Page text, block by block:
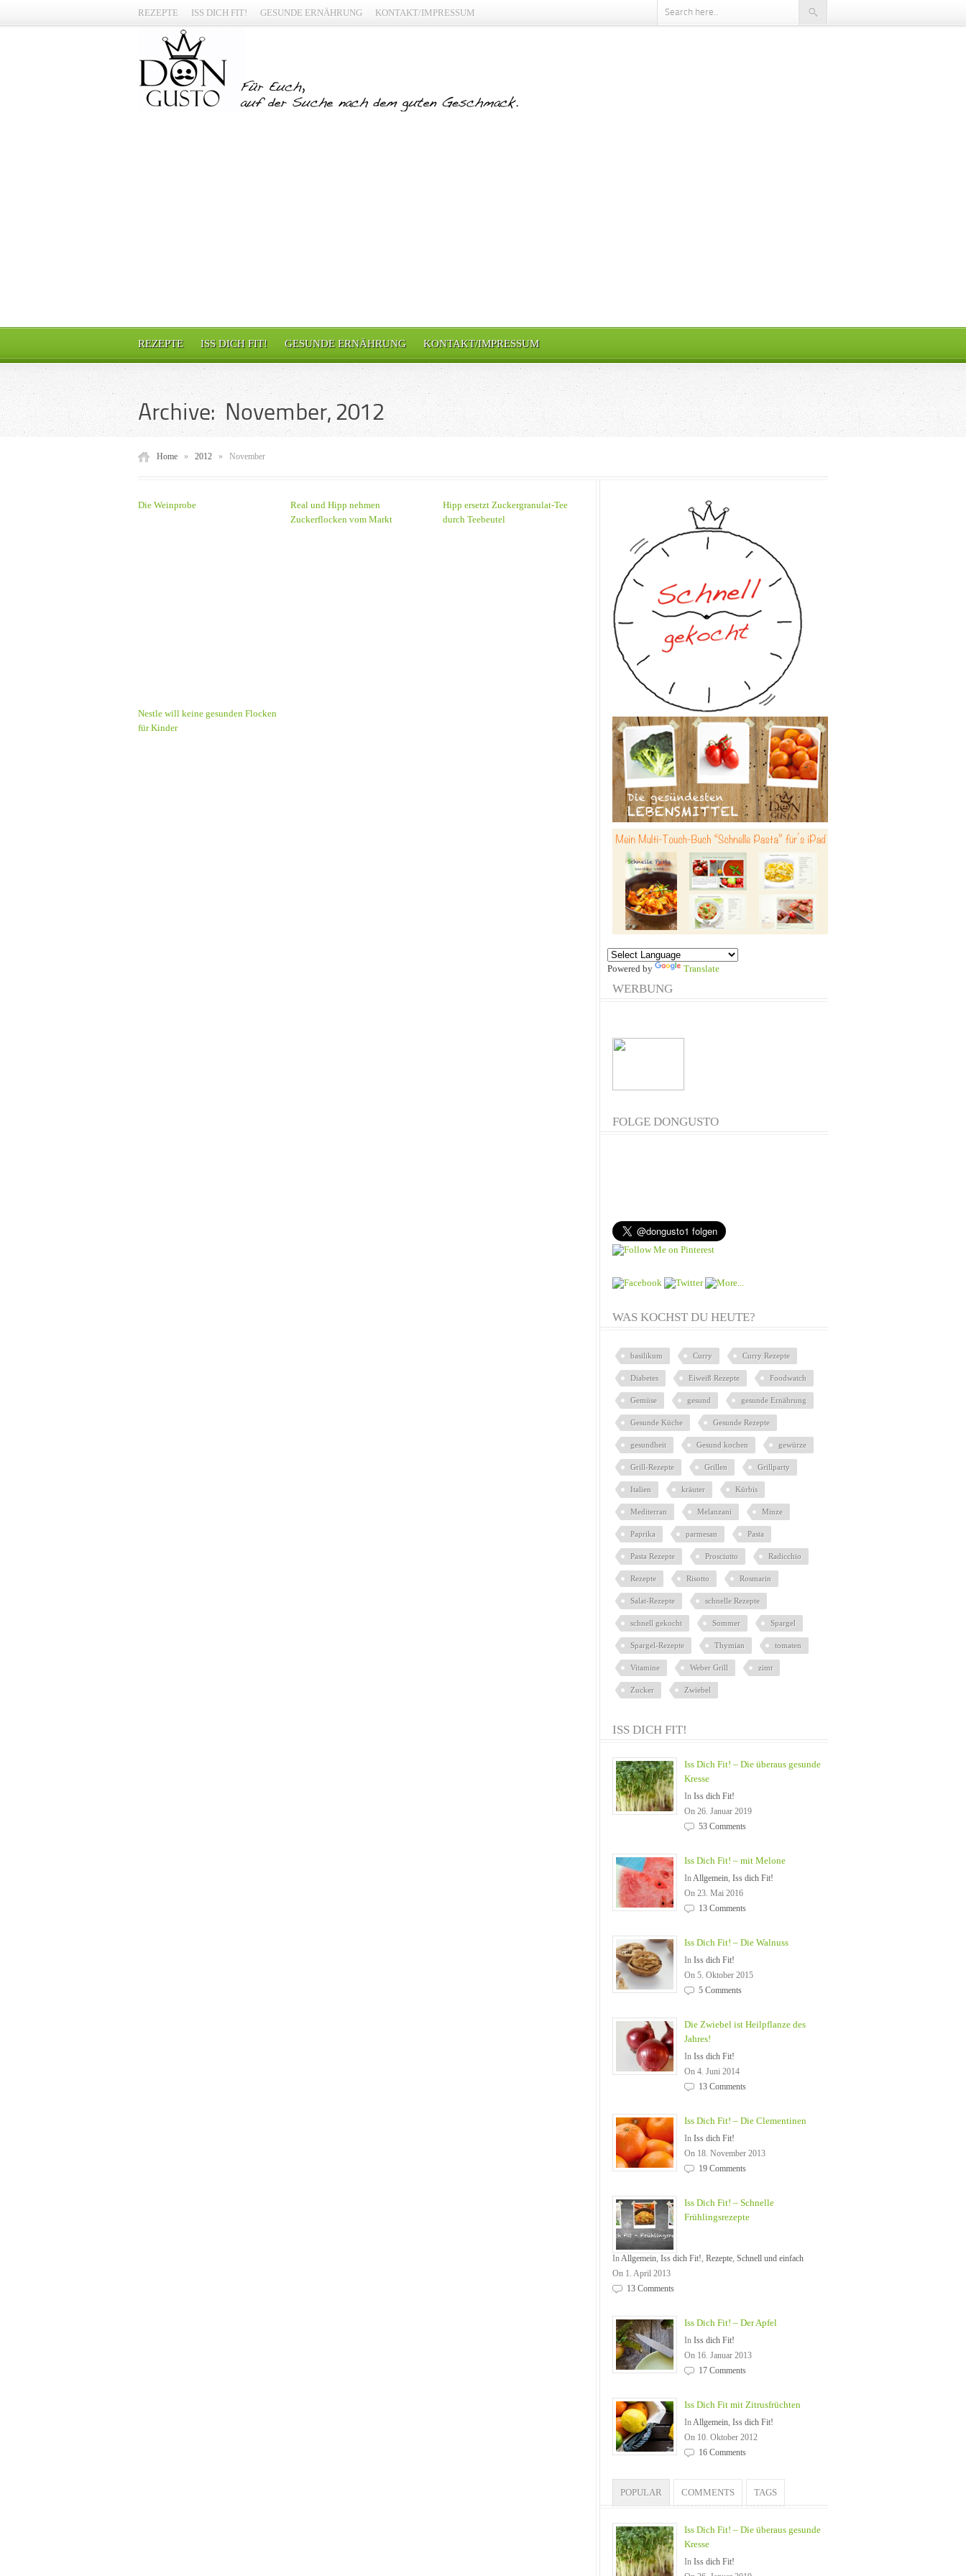
REZEPTE ISS DICH FIT! GESUNDE ERNÄHRUNG KONTAKT/IMPRESSUM
REZEPTE ISS DICH FIT! GESUNDE ERNÄHRUNG KONTAKT/IMPRESSUM
Archive: November, 2012
Home » 2012 » November
Die Weinprobe
Real und Hipp nehmen
Zuckerflocken vom Markt
Hipp ersetzt Zuckergranulat-Tee
durch Teebeutel
Nestle will keine gesunden Flocken
für Kinder
Powered by Translate
WERBUNG
FOLGE DONGUSTO
WAS KOCHST DU HEUTE?
basilikum Curry Curry Rezepte
Diabetes Eiweiß Rezepte Foodwatch
Gemüse gesund gesunde Ernährung
Gesunde Küche Gesunde Rezepte
gesundheit Gesund kochen gewürze
Grill-Rezepte Grillen Grillparty
Italien kräuter Kürbis
Mediterran Melanzani Minze
Paprika parmesan Pasta
Pasta Rezepte Prosciutto Radicchio
Rezepte Risotto Rosmarin
Salat-Rezepte schnelle Rezepte
schnell gekocht Sommer Spargel
Spargel-Rezepte Thymian tomaten
Vitamine Weber Grill zimt
Zucker Zwiebel
ISS DICH FIT!
Iss Dich Fit! – Die überaus gesunde
Kresse
In Iss dich Fit!
On 26. Januar 2019
53 Comments
Iss Dich Fit! – mit Melone
InAllgemein, Iss dich Fit!
On 23. Mai 2016
13 Comments
Iss Dich Fit! – Die Walnuss
In Iss dich Fit!
On 5. Oktober 2015
5 Comments
Die Zwiebel ist Heilpflanze des
Jahres!
In Iss dich Fit!
On 4. Juni 2014
13 Comments
Iss Dich Fit! – Die Clementinen
In Iss dich Fit!
On 18. November 2013
19 Comments
Iss Dich Fit! – Schnelle
Frühlingsrezepte
InAllgemein, Iss dich Fit!, Rezepte, Schnell und einfach
On 1. April 2013
13 Comments
Iss Dich Fit! – Der Apfel
In Iss dich Fit!
On 16. Januar 2013
17 Comments
Iss Dich Fit mit Zitrusfrüchten
InAllgemein, Iss dich Fit!
On 10. Oktober 2012
16 Comments
POPULAR COMMENTS TAGS
Iss Dich Fit! – Die überaus gesunde
Kresse
In Iss dich Fit!